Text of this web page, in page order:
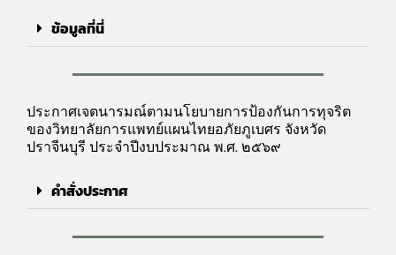
ข้อมูลที่นี่
ประกาศเจตนารมณ์ตามนโยบายการป้องกันการทุจริต
ของวิทยาลัยการแพทย์แผนไทยอภัยภูเบศร จังหวัด
ปราจีนบุรี ประจำปีงบประมาณ พ.ศ. ๒๕๖๙
คำสั่งประกาศ